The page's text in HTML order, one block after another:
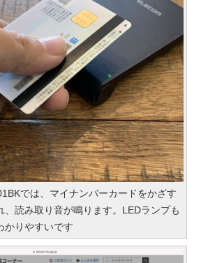
では、マイナンバーカードをかざす
、読み取り音が鳴ります。LEDランプも
かりやすいです